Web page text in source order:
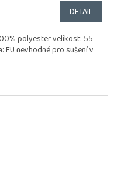
DETAIL
polyester velikost: 55 -
nevhodné pro sušení v